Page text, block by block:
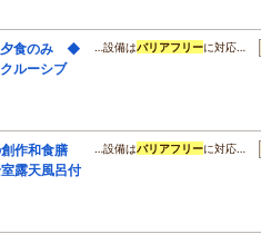
夕食のみ ◆
ルーシブ
…設備はバリアフリーに対応…
作和食膳
露天風呂付
…設備はバリアフリーに対応…